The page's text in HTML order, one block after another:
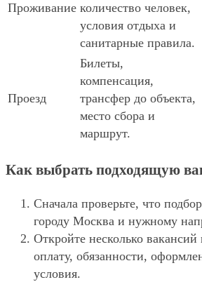
Проживание количество человек,
условия отдыха и
санитарные правила.
Проезд
Билеты,
компенсация,
трансфер до объекта,
место сбора и
маршрут.
Как выбрать подходящую
Сначала проверьте, что
городу Москва и нужному
Откройте несколько
оплату, обязанности,
условия.